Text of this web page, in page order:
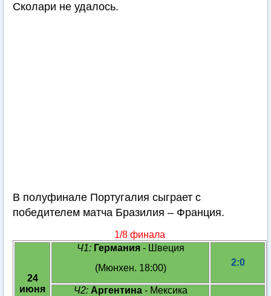
Сколари не удалось.
В полуфинале Португалия сыграет с
победителем матча Бразилия – Франция.
1/8 финала
24
июня
Ч1: Германия- Швеция
(Мюнхен. 18:00)
2:0
Ч2: Аргентина- Мексика